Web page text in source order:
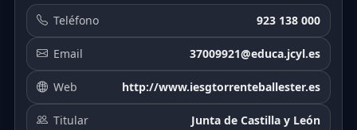
Teléfono 923 138 000
Email 37009921@educa.jcyl.es
Web http://www.iesgtorrenteballester.es
Titular Junta de Castilla y León